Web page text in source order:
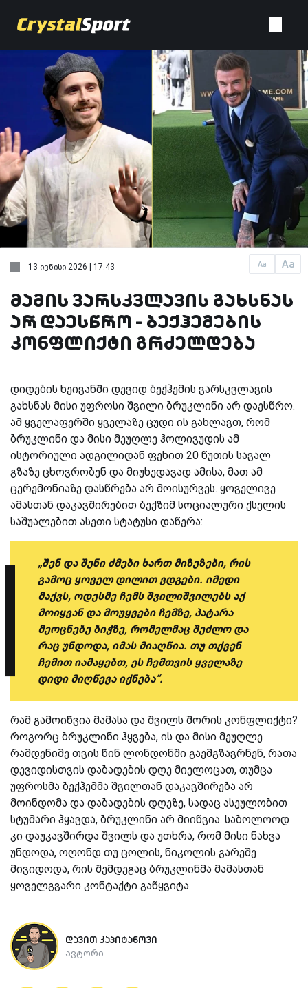
Aa Aa
13 ივნისი 2026 | 17:43
მამის ვარსკვლავის გახსნას
არ დაესწრო - ბექჰემების
კონფლიქტი გრძელდება
დიდების ხეივანში დევიდ ბექჰემის ვარსკვლავის
გახსნას მისი უფროსი შვილი ბრუკლინი არ დაესწრო.
ამ ყველაფერში ყველაზე ცუდი ის გახლავთ, რომ
ბრუკლინი და მისი მეუღლე ჰოლივუდის ამ
ისტორიული ადგილიდან ფეხით 20 წუთის სავალ
გზაზე ცხოვრობენ და მიუხედავად ამისა, მათ ამ
ცერემონიაზე დასწრება არ მოისურვეს. ყოველივე
ამასთან დაკავშირებით ბექზიმ სოციალური ქსელის
საშუალებით ასეთი სტატუსი დაწერა:
„შენ და შენი ძმები ხართ მიზეზები, რის
გამოც ყოველ დილით ვდგები. იმედი
მაქვს, ოდესმე ჩემს შვილიშვილებს აქ
მოიყვან და მოუყვები ჩემზე, პატარა
მეოცნებე ბიჭზე, რომელმაც შეძლო და
რაც უნდოდა, იმას მიაღწია. თუ თქვენ
ჩემით იამაყებთ, ეს ჩემთვის ყველაზე
დიდი მიღწევა იქნება“.
რამ გამოიწვია მამასა და შვილს შორის კონფლიქტი?
როგორც ბრუკლინი ჰყვება, ის და მისი მეუღლე
რამდენიმე თვის წინ ლონდონში გაემგზავრნენ, რათა
დევიდისთვის დაბადების დღე მიელოცათ, თუმცა
უფროსმა ბექჰემმა შვილთან დაკავშირება არ
მოინდომა და დაბადების დღეზე, სადაც ასეულობით
სტუმარი ჰყავდა, ბრუკლინი არ მიიწვია. საბოლოოდ
კი დაუკავშირდა შვილს და უთხრა, რომ მისი ნახვა
უნდოდა, ოღონდ თუ ცოლის, ნიკოლის გარეშე
მივიდოდა, რის შემდეგაც ბრუკლინმა მამასთან
ყოველგვარი კონტაქტი გაწყვიტა.
დავით კაპიტანოვი
ავტორი